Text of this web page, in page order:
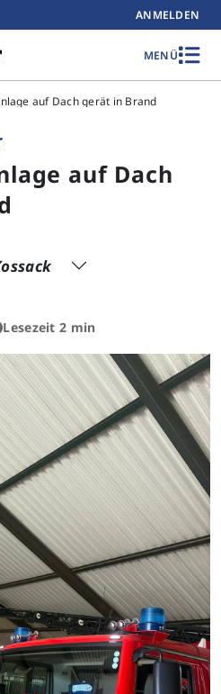
ANMELDEN
MENÜ
auf Dach gerät in Brand
auf Dach
Lesezeit 2 min